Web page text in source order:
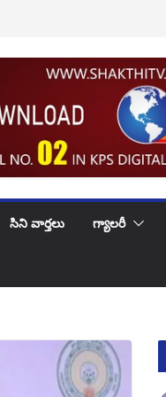
సిని వార్తలు గ్యాలరీ